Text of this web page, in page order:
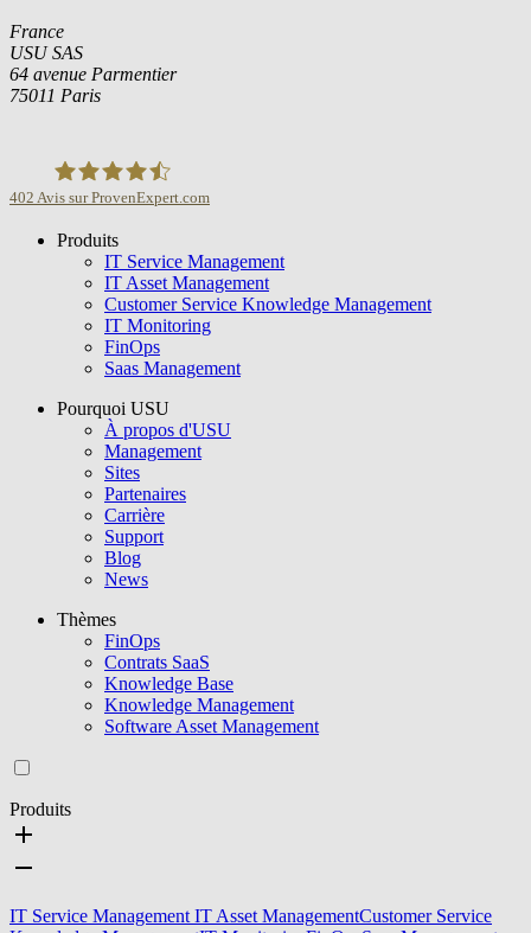
France
USU SAS
64 avenue Parmentier
75011 Paris
USU GmbH
402 Avis sur ProvenExpert.com
Produits
IT Service Management
IT Asset Management
Customer Service Knowledge Management
IT Monitoring
FinOps
Saas Management
Pourquoi USU
À propos d'USU
Management
Sites
Partenaires
Carrière
Support
Blog
News
Thèmes
FinOps
Contrats SaaS
Knowledge Base
Knowledge Management
Software Asset Management
Produits
IT Service Management IT Asset ManagementCustomer Service